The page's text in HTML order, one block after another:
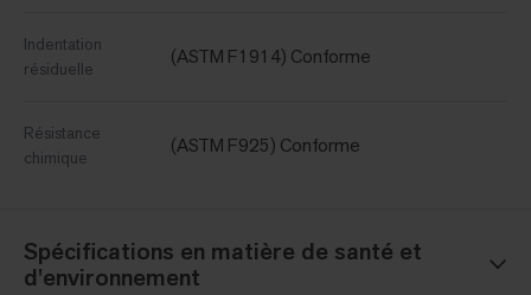
Indentation
résiduelle
(ASTM F1914) Conforme
Résistance
chimique
(ASTM F925) Conforme
Spécifications en matière de santé et
d'environnement